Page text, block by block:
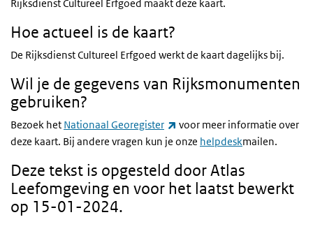
Rijksdienst Cultureel Erfgoed maakt deze kaart.
Hoe actueel is de kaart?
De Rijksdienst Cultureel Erfgoed werkt de kaart dagelijks bij.
Wil je de gegevens van Rijksmonumenten
gebruiken?
Bezoek het Nationaal Georegister (externe link)
voor meer informatie over
deze kaart. Bij andere vragen kun je onze helpdeskmailen.
Deze tekst is opgesteld door Atlas
Leefomgeving en voor het laatst bewerkt
op 15-01-2024.